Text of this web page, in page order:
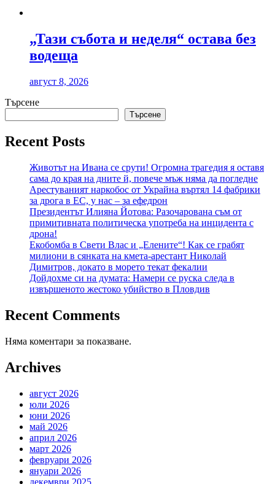
„Тази събота и неделя“ остава без
водеща
август 8, 2026
Търсене
Търсене
Recent Posts
Животът на Ивана се срути! Огромна трагедия я оставя
сама до края на дните й, повече мъж няма да погледне
Арестуваният наркобос от Украйна въртял 14 фабрики
за дрога в ЕС, у нас – за ефедрон
Президентът Илияна Йотова: Разочарована съм от
примитивната политическа употреба на инцидента с
дрона!
Екобомба в Свети Влас и „Елените“! Как се грабят
милиони в сянката на кмета-арестант Николай
Димитров, докато в морето текат фекалии
Дойдохме си на думата: Намери се руска следа в
извършеното жестоко убийство в Пловдив
Recent Comments
Няма коментари за показване.
Archives
август 2026
юли 2026
юни 2026
май 2026
април 2026
март 2026
февруари 2026
януари 2026
декември 2025